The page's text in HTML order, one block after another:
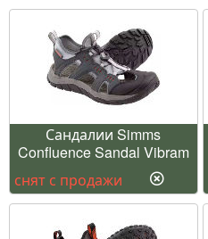
Сандалии Simms
Confluence Sandal Vibram
снят с продажи